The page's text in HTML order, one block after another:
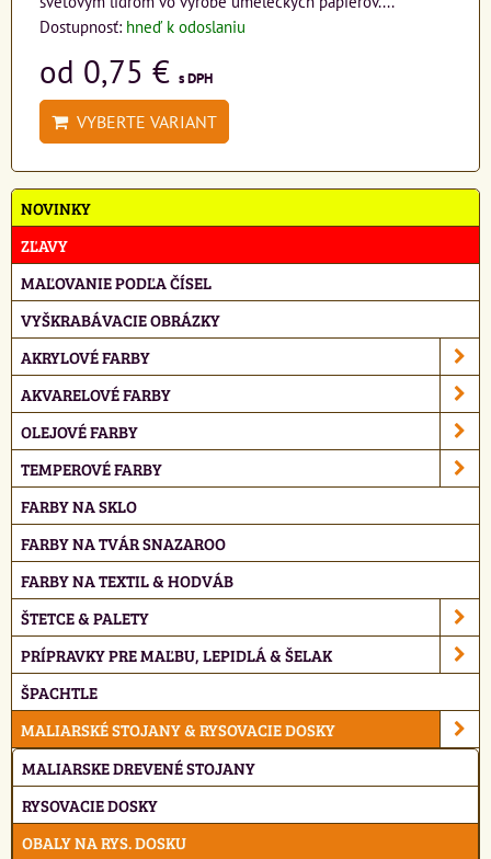
Dostupnosť: hneď k odoslaniu
od 0,75 € s DPH
VYBERTE VARIANT
NOVINKY
ZĽAVY
MAĽOVANIE PODĽA ČÍSEL
VYŠKRABÁVACIE OBRÁZKY
AKRYLOVÉ FARBY
AKVARELOVÉ FARBY
OLEJOVÉ FARBY
TEMPEROVÉ FARBY
FARBY NA SKLO
FARBY NA TVÁR SNAZAROO
FARBY NA TEXTIL & HODVÁB
ŠTETCE & PALETY
PRÍPRAVKY PRE MAĽBU, LEPIDLÁ & ŠELAK
ŠPACHTLE
MALIARSKÉ STOJANY & RYSOVACIE DOSKY
MALIARSKE DREVENÉ STOJANY
RYSOVACIE DOSKY
OBALY NA RYS. DOSKU